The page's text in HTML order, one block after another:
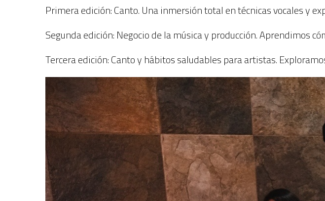
Primera edición: Canto. Una inmersión total en técnicas vocales y
Segunda edición: Negocio de la música y producción. Aprendimos
Tercera edición: Canto y hábitos saludables para artistas.